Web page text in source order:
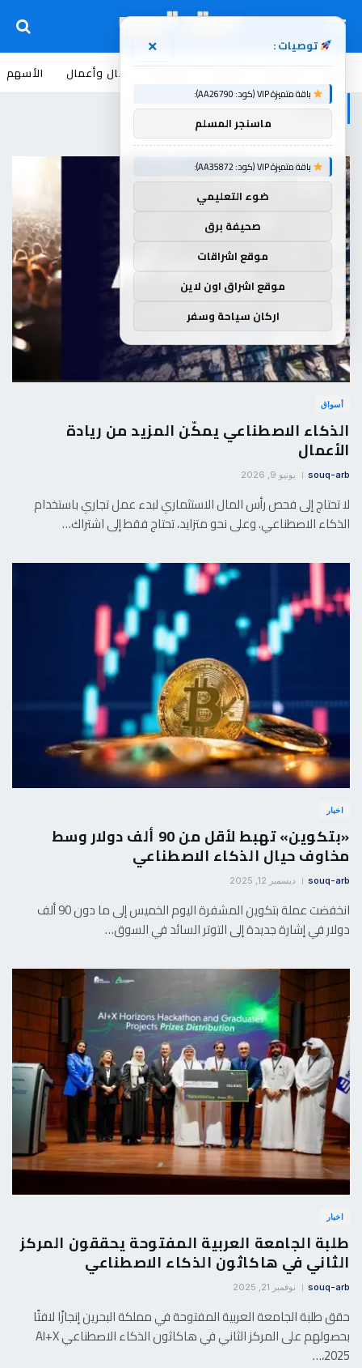
اخبار أسواق عروض منوعات مال وأعمال الأسهم
الذكاء
أسواق
الذكاء الاصطناعي يمكّن المزيد من ريادة
الأعمال
souq-arb يونيو 9, 2026
لا تحتاج إلى فحص رأس المال الاستثماري لبدء عمل تجاري باستخدام
الذكاء الاصطناعي. وعلى نحو متزايد، تحتاج فقط إلى اشتراك…
اخبار
«بتكوين» تهبط لأقل من 90 ألف دولار وسط
مخاوف حيال الذكاء الاصطناعي
souq-arb ديسمبر 12, 2025
انخفضت عملة بتكوين المشفرة اليوم الخميس إلى ما دون 90 ألف
دولار في إشارة جديدة إلى التوتر السائد في السوق…
اخبار
طلبة الجامعة العربية المفتوحة يحققون المركز
الثاني في هاكاثون الذكاء الاصطناعي
souq-arb نوفمبر 21, 2025
حقق طلبة الجامعة العربية المفتوحة في مملكة البحرين إنجازًا لافتًا
بحصولهم على المركز الثاني في هاكاثون الذكاء الاصطناعي AI+X
2025،…
توصيات : ×
باقة متميزة VIP (كود: AA26790):
ماسنجر المسلم
باقة متميزة VIP (كود: AA35872):
ضوء التعليمي
صحيفة برق
موقع اشراقات
موقع اشراق اون لاين
اركان سياحة وسفر